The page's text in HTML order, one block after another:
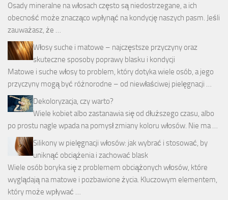
Osady mineralne na włosach często są niedostrzegane, a ich
obecność może znacząco wpłynąć na kondycję naszych pasm. Jeśli
zauważasz, że …
Włosy suche i matowe – najczęstsze przyczyny oraz
skuteczne sposoby poprawy blasku i kondycji
Matowe i suche włosy to problem, który dotyka wiele osób, a jego
przyczyny mogą być różnorodne – od niewłaściwej pielęgnacji …
Dekoloryzacja, czy warto?
Wiele kobiet albo zastanawia się od dłuższego czasu, albo
po prostu nagle wpada na pomysł zmiany koloru włosów. Nie ma …
Silikony w pielęgnacji włosów: jak wybrać i stosować, by
uniknąć obciążenia i zachować blask
Wiele osób boryka się z problemem obciążonych włosów, które
wyglądają na matowe i pozbawione życia. Kluczowym elementem,
który może wpływać …